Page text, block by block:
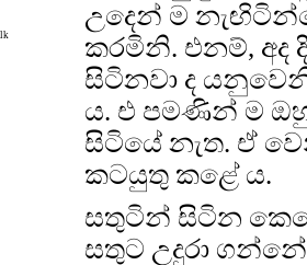
උදෙන් ම
කරමිනි. එනම්, අද
සිටිනවා ද
ය. එ පමණින් ම
සිටියේ නැත. ඒ
කටයුතු කළේ ය.
සතුටින් සිටින
සතුට උදුරා